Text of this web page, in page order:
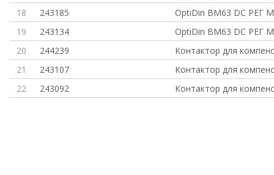
18
243185
OptiDin BM63 DC РЕГ
19
243134
OptiDin BM63 DC РЕГ
20
244239
Контактор для
21
243107
Контактор для
22
243092 Контактор для